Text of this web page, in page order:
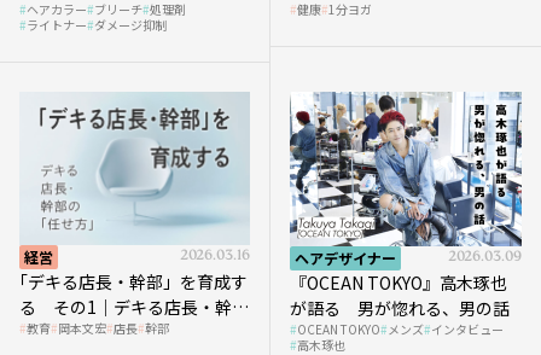
ヘアカラー ブリーチ 処理剤
ライトナー ダメージ抑制
ガ」講座｜実践編
健康 1分ヨガ
経営 2026.03.16
｢デキる店長・幹部」を育成す
る その1｜デキる店長・幹部
の「任せ方」
教育 岡本文宏 店長 幹部
ヘアデザイナー 2026.03.09
『OCEAN TOKYO』高木琢也
が語る 男が惚れる、男の話
OCEAN TOKYO メンズ インタビュー
高木琢也